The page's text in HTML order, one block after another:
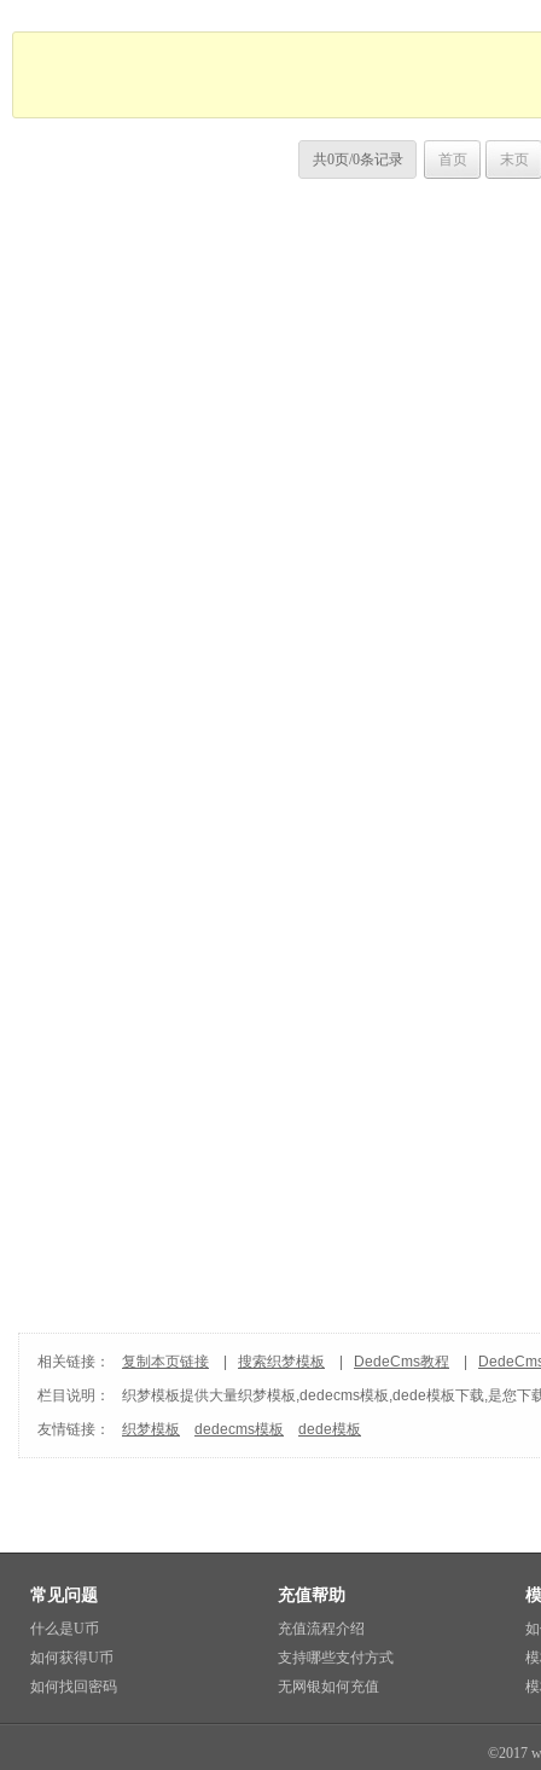
共0页/0条记录 首页 末页
相关链接： 复制本页链接 搜索织梦模板 DedeCms教程
栏目说明：
织梦模板提供大量织梦模板,dedecms模板,dede模板下载,是您
友情链接：
织梦模板 dedecms模板 dede模板
常见问题
什么是U币
如何获得U币
如何找回密码
充值帮助
充值流程介绍
支持哪些支付方式
无网银如何充值
©2017